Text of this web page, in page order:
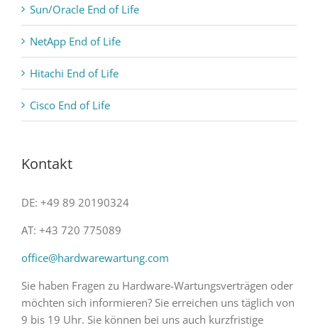
Sun/Oracle End of Life
NetApp End of Life
Hitachi End of Life
Cisco End of Life
Kontakt
DE: +49 89 20190324
AT: +43 720 775089
office@hardwarewartung.com
Sie haben Fragen zu Hardware-Wartungsverträgen oder
möchten sich informieren? Sie erreichen uns täglich von
9 bis 19 Uhr. Sie können bei uns auch kurzfristige